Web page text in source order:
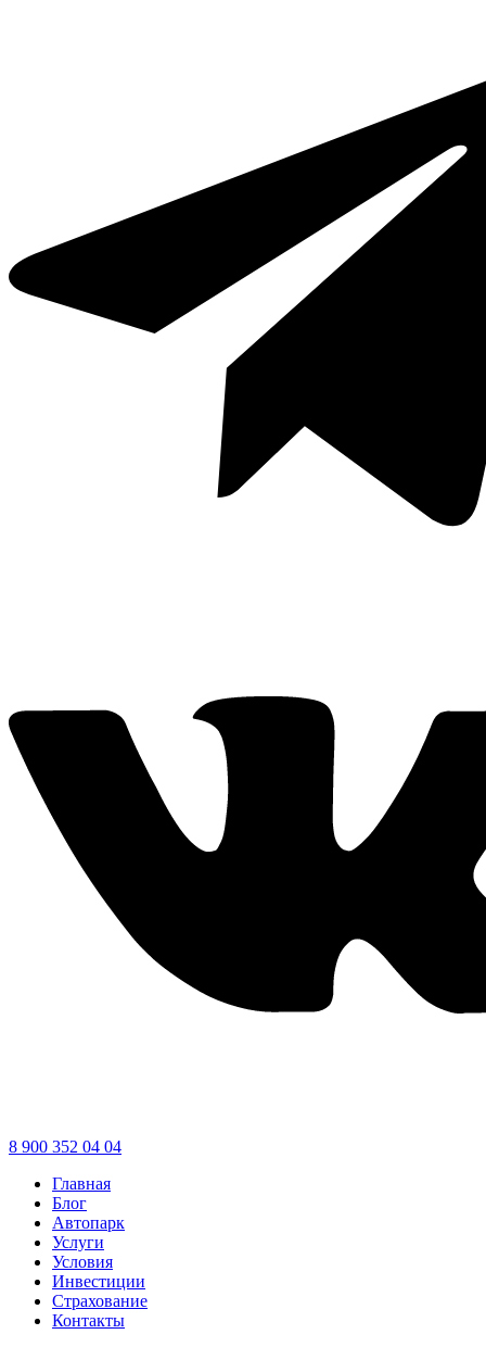
8 900 352 04 04
Главная
Блог
Автопарк
Услуги
Условия
Инвестиции
Страхование
Контакты